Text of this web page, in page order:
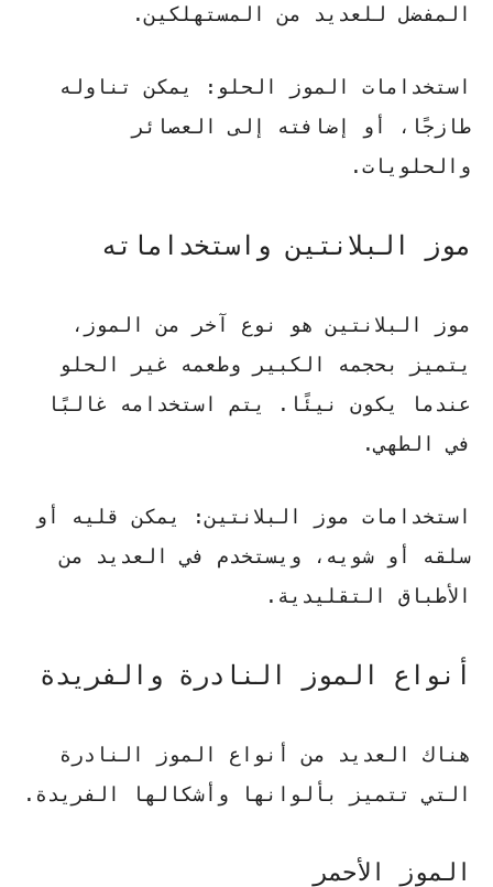
المفضل للعديد من المستهلكين.
استخدامات الموز الحلو:
يمكن تناوله
طازجًا، أو إضافته إلى العصائر
والحلويات.
موز البلانتين واستخداماته
موز البلانتين هو نوع آخر من الموز،
يتميز بحجمه الكبير وطعمه غير الحلو
عندما يكون نيئًا. يتم استخدامه غالبًا
في الطهي.
استخدامات موز البلانتين:
يمكن قليه أو
سلقه أو شويه، ويستخدم في العديد من
الأطباق التقليدية.
أنواع الموز النادرة والفريدة
هناك العديد من أنواع الموز
النادرة
التي تتميز بألوانها وأشكالها الفريدة.
الموز الأحمر